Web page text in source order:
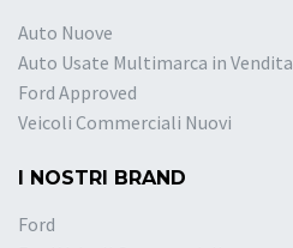
Auto Nuove
Auto Usate Multimarca in Vendita
Ford Approved
Veicoli Commerciali Nuovi
I NOSTRI BRAND
Ford